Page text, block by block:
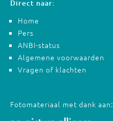
Direct naar:
Home
Pers
ANBI-status
Algemene voorwaarden
Vragen of klachten
Fotomateriaal met dank aan: